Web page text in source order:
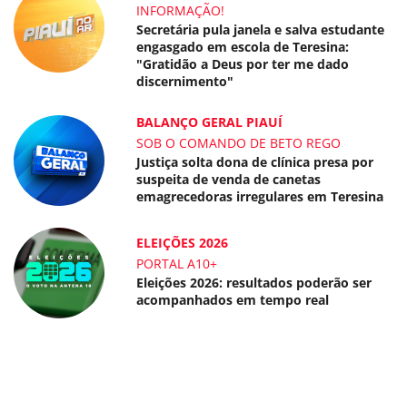
INFORMAÇÃO!
Secretária pula janela e salva estudante
engasgado em escola de Teresina:
"Gratidão a Deus por ter me dado
discernimento"
BALANÇO GERAL PIAUÍ
SOB O COMANDO DE BETO REGO
Justiça solta dona de clínica presa por
suspeita de venda de canetas
emagrecedoras irregulares em Teresina
ELEIÇÕES 2026
PORTAL A10+
Eleições 2026: resultados poderão ser
acompanhados em tempo real